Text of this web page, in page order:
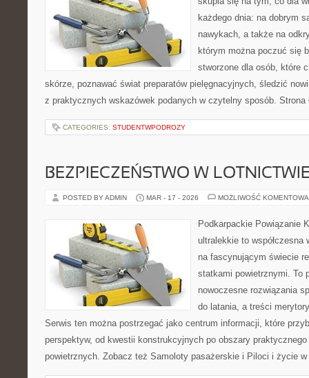
każdego dnia: na dobrym
nawykach, a także na
którym można poczuć się
stworzone dla osób, które
skórze, poznawać świat preparatów pielęgnacyjnych, śledzić
z praktycznych wskazówek podanych w czytelny sposób.
CATEGORIES: STUDENTWPODROZY
BEZPIECZEŃSTWO W
POSTED BY ADMIN MAR - 17 - 2026 MOŻLIWOŚĆ
Podkarpackie Powiązanie
ultralekkie to
na fascynującym świecie
statkami powietrznymi. To
nowoczesne rozwiązania
do latania, a treści
Serwis ten można postrzegać jako centrum informacji, które
perspektyw, od kwestii konstrukcyjnych po obszary
powietrznych. Zobacz też Samoloty pasażerskie i Piloci i życie